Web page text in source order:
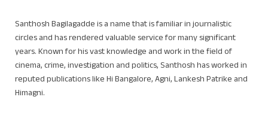
Santhosh Bagilagadde is a name that is familiar in journalistic
circles and has rendered valuable service for many significant
years. Known for his vast knowledge and work in the field of
cinema, crime, investigation and politics, Santhosh has worked in
reputed publications like Hi Bangalore, Agni, Lankesh Patrike and
Himagni.